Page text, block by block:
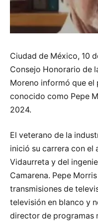
Ciudad de México, 10
Consejo Honorario de
Moreno informó que
conocido como Pepe
2024.
El veterano de la
inició su carrera con el
Vidaurreta y del
Camarena. Pepe
transmisiones de
televisión en blanco y
director de programas